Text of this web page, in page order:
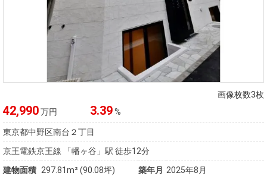
画像枚数3枚
42,990万円 3.39%
東京都中野区南台２丁目
京王電鉄京王線 「幡ヶ谷」駅 徒歩12分
建物面積 297.81m² (90.08坪) 築年月 2025年8月